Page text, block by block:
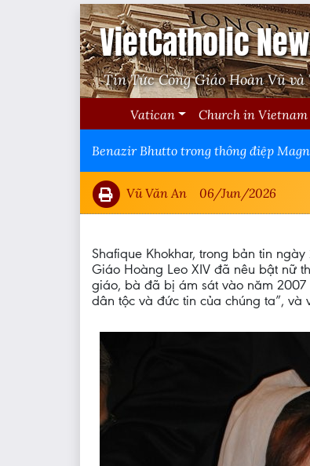
VietCatholic
Tin Tức Công Giáo Hoàn Vũ
Vatican Church in Vietnam
Benazir Bhutto trong thông điệp
Vũ Văn An 06/Jun/2026
Shafique Khokhar, trong bản tin
Giáo Hoàng Leo XIV đã nêu bật nữ
giáo, bà đã bị ám sát vào năm
dân tộc và đức tin của chúng ta”, và